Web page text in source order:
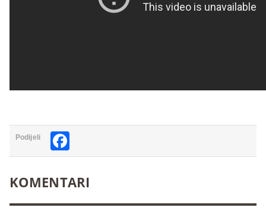
Podijeli
KOMENTARI